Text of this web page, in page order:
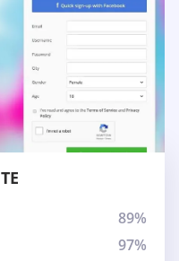
89%
97%